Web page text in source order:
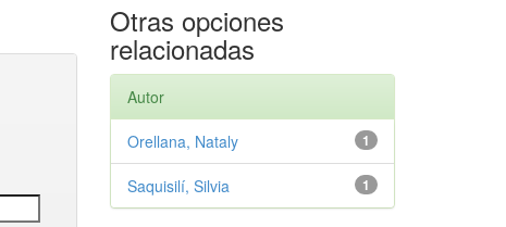
Otras opciones
relacionadas
Autor
1
Orellana, Nataly
1
Saquisilí, Silvia